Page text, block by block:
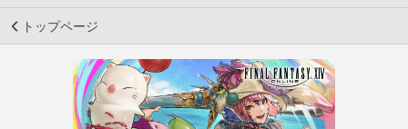
トップページ